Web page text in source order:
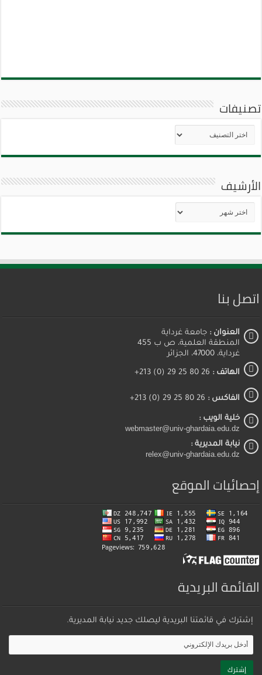
تصنيفات
الأرشيف
اتصل بنا
العنوان : جامعة غرداية
المنطقة العلمية، ص ب 455
غرداية، 47000، الجزائر
الهاتف :
الفاكس :
خلية الويب :
webmaster@univ-ghardaia.edu.dz
نيابة المديرية :
relex@univ-ghardaia.edu.dz
إحصائيات الموقع
القائمة البريدية
إشترك في قائمتنا البريدية ليصلك جديد نيابة المديرية.